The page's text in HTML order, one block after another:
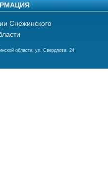
Снежинского
области, ул. Свердлова, 24